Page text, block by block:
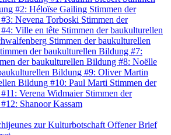
#2: Héloïse Gailing Stimmen der
Nevena Torboski Stimmen der
Ville en tête Stimmen der baukulturellen
Stimmen der baukulturellen
der baukulturellen Bildung #7:
der baukulturellen Bildung #8: Noëlle
Bildung #9: Oliver Martin
Bildung #10: Paul Marti Stimmen der
Verena Widmaier Stimmen der
Shanoor Kassam
zur Kulturbotschaft Offener Brief